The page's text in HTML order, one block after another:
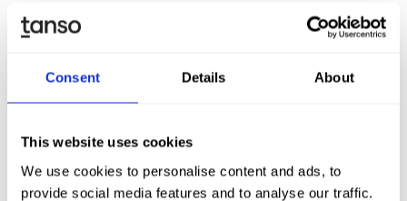
Consent Details About
This website uses cookies
We use cookies to personalise content and ads, to
provide social media features and to analyse our traffic.
Entdecken Sie Tanso – Ihre
Komplettl­ösung für
Nachhaltigkeit